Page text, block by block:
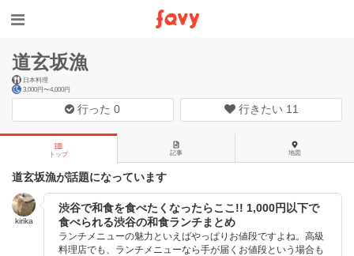
道玄坂漁
日本料理
3,000円〜4,000円
行った0 行きたい 11
トップ 記事 地図
道玄坂漁が話題になっています
kirika
渋谷で和食を食べたくなったらここ!! 1,000円以下で
食べられる渋谷の和食ランチまとめ
ランチメニューの魅力といえばやっぱりお値段ですよね。高級
料理店でも、ランチメニューなら手が届くお値段という場合も